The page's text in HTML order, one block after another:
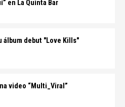
en La Quinta Bar
álbum debut "Love Kills"
video “Multi_Viral”